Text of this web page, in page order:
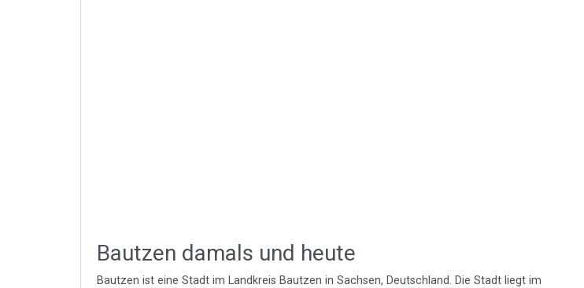
Bautzen damals und heute
Bautzen ist eine Stadt im Landkreis Bautzen in Sachsen, Deutschland. Die Stadt liegt im